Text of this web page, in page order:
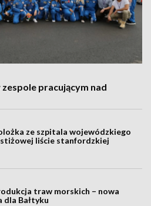
pracującym nad
ze szpitala wojewódzkiego
liście stanfordzkiej
traw morskich – nowa
dla Bałtyku